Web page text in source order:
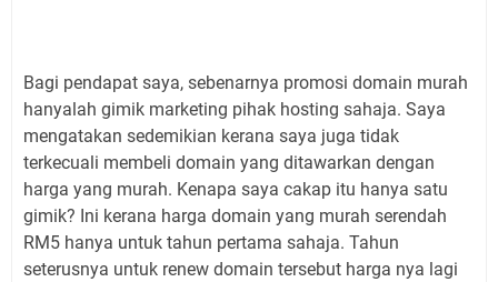
Bagi pendapat saya, sebenarnya promosi domain murah
hanyalah gimik marketing pihak hosting sahaja. Saya
mengatakan sedemikian kerana saya juga tidak
terkecuali membeli domain yang ditawarkan dengan
harga yang murah. Kenapa saya cakap itu hanya satu
gimik? Ini kerana harga domain yang murah serendah
RM5 hanya untuk tahun pertama sahaja. Tahun
seterusnya untuk renew domain tersebut harga nya lagi